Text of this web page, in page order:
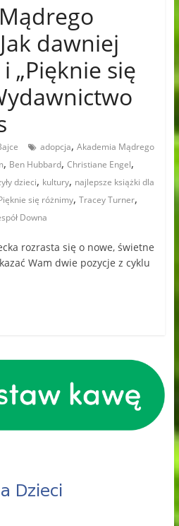
dawniej
i „Pięknie się
adopcja, Akademia Mądrego
, Ben Hubbard, Christiane Engel,
dzieci, kultury, najlepsze książki dla
się różnimy, Tracey Turner,
Downa
rozrasta się o nowe, świetne
Wam dwie pozycje z cyklu